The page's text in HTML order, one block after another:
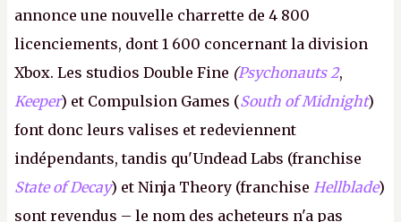
annonce une nouvelle charrette de 4 800
licenciements, dont 1 600 concernant la division
Xbox. Les studios Double Fine (Psychonauts 2,
Keeper) et Compulsion Games (South of Midnight)
font donc leurs valises et redeviennent
indépendants, tandis qu'Undead Labs (franchise
State of Decay) et Ninja Theory (franchise Hellblade)
sont revendus – le nom des acheteurs n'a pas